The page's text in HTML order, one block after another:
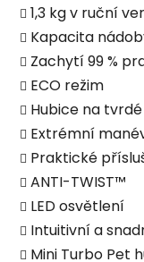
1,3 kg v ruční
Kapacita
Zachytí 99 %
ECO režim
Hubice na
Extrémní
Praktické
ANTI-TWIST™
LED osvětlení
Intuitivní a
Mini Turbo Pet